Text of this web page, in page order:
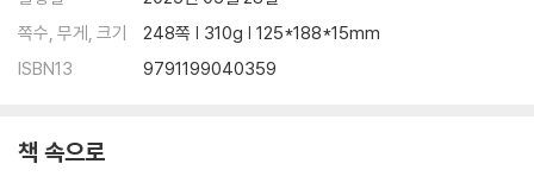
쪽수, 무게, 크기
248쪽 | 310g | 125*188*15mm
ISBN13
9791199040359
책 속으로